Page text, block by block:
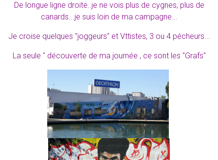
De longue ligne droite..je ne vois plus de cygnes, plus de
canards...je suis loin de ma campagne...
​Je croise quelques "joggeurs" et Vttistes, 3 ou 4 pécheurs...
La seule " découverte de ma journée , ce sont les "Grafs"